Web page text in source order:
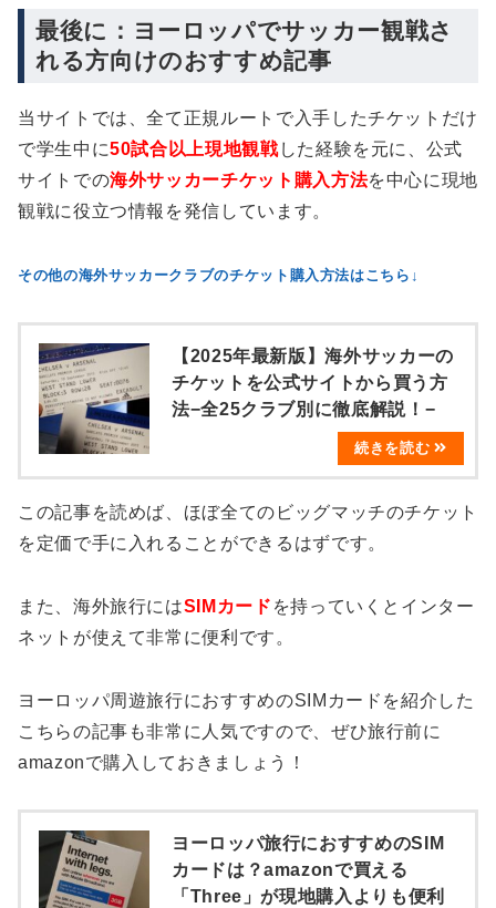
最後に：ヨーロッパでサッカー観戦さ
れる方向けのおすすめ記事
当サイトでは、全て正規ルートで入手したチケットだけ
で学生中に50試合以上現地観戦した経験を元に、公式
サイトでの海外サッカーチケット購入方法を中心に現地
観戦に役立つ情報を発信しています。
その他の海外サッカークラブのチケット購入方法はこちら↓
【2025年最新版】海外サッカーの
チケットを公式サイトから買う方
法−全25クラブ別に徹底解説！−
この記事を読めば、ほぼ全てのビッグマッチのチケット
を定価で手に入れることができるはずです。
また、海外旅行にはSIMカード を持っていくとインター
ネットが使えて非常に便利です。
ヨーロッパ周遊旅行におすすめのSIMカードを紹介した
こちらの記事も非常に人気ですので、ぜひ旅行前に
amazonで購入しておきましょう！
ヨーロッパ旅行におすすめのSIM
カードは？amazonで買える
「Three」が現地購入よりも便利